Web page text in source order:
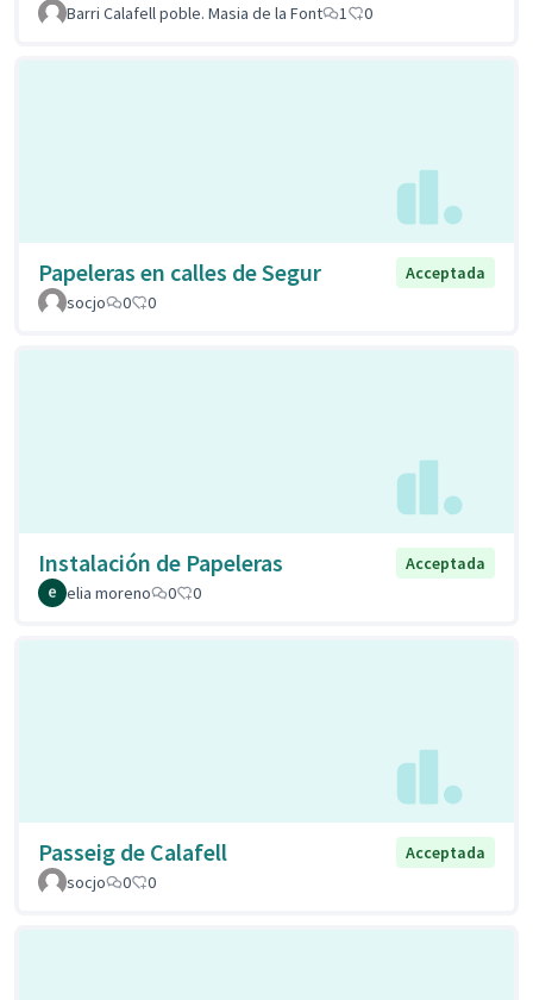
Barri Calafell poble. Masia de la Font 1 0
Papeleras en calles de Segur
Acceptada
socjo
0 0
Instalación de Papeleras
Acceptada
elia moreno
0 0
Passeig de Calafell
Acceptada
socjo
0 0